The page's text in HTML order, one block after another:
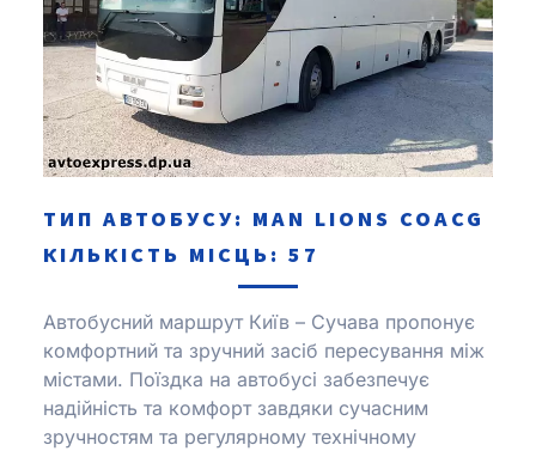
ТИП АВТОБУСУ: MAN LІONS COACG
КІЛЬКІСТЬ МІСЦЬ: 57
Автобусний маршрут Київ – Сучава пропонує
комфортний та зручний засіб пересування між
містами. Поїздка на автобусі забезпечує
надійність та комфорт завдяки сучасним
зручностям та регулярному технічному